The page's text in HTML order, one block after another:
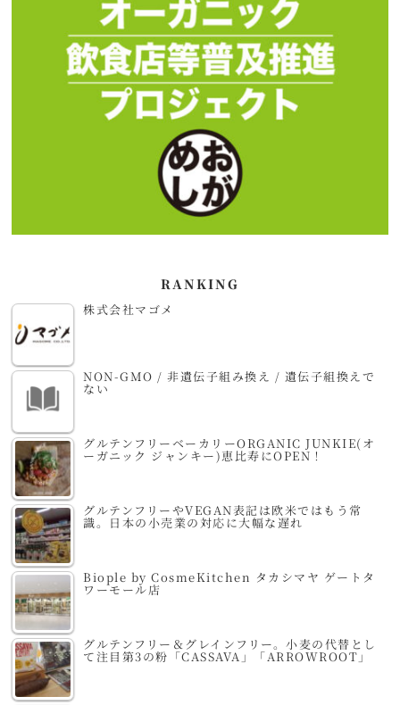
RANKING
株式会社マゴメ
NON-GMO / 非遺伝子組み換え / 遺伝子組換えで
ない
グルテンフリーベーカリーORGANIC JUNKIE(オ
ーガニック ジャンキー)恵比寿にOPEN！
グルテンフリーやVEGAN表記は欧米ではもう常
識。日本の小売業の対応に大幅な遅れ
Biople by CosmeKitchen タカシマヤ ゲートタ
ワーモール店
グルテンフリー＆グレインフリー。小麦の代替とし
て注目第3の粉「CASSAVA」「ARROWROOT」